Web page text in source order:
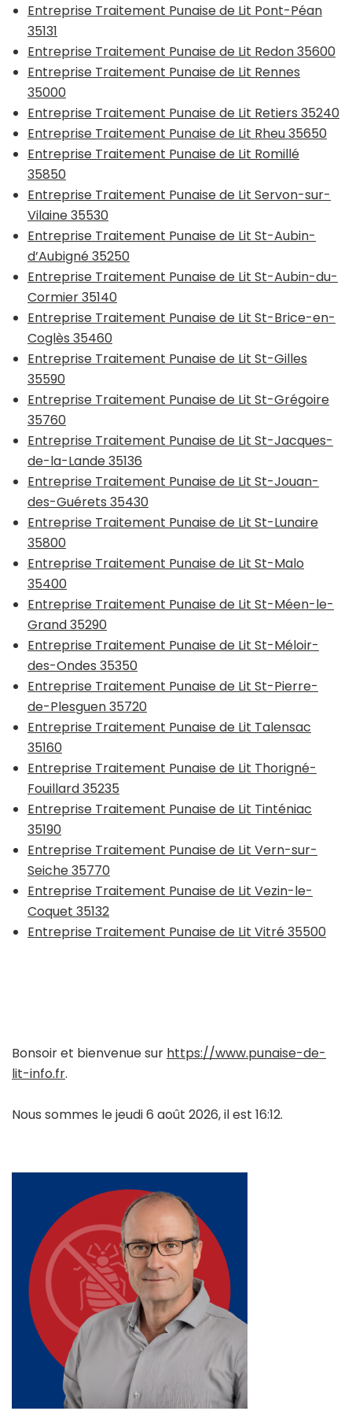
Entreprise Traitement Punaise de Lit Pont-Péan
35131
Entreprise Traitement Punaise de Lit Redon 35600
Entreprise Traitement Punaise de Lit Rennes
35000
Entreprise Traitement Punaise de Lit Retiers 35240
Entreprise Traitement Punaise de Lit Rheu 35650
Entreprise Traitement Punaise de Lit Romillé
35850
Entreprise Traitement Punaise de Lit Servon-sur-
Vilaine 35530
Entreprise Traitement Punaise de Lit St-Aubin-
d’Aubigné 35250
Entreprise Traitement Punaise de Lit St-Aubin-du-
Cormier 35140
Entreprise Traitement Punaise de Lit St-Brice-en-
Coglès 35460
Entreprise Traitement Punaise de Lit St-Gilles
35590
Entreprise Traitement Punaise de Lit St-Grégoire
35760
Entreprise Traitement Punaise de Lit St-Jacques-
de-la-Lande 35136
Entreprise Traitement Punaise de Lit St-Jouan-
des-Guérets 35430
Entreprise Traitement Punaise de Lit St-Lunaire
35800
Entreprise Traitement Punaise de Lit St-Malo
35400
Entreprise Traitement Punaise de Lit St-Méen-le-
Grand 35290
Entreprise Traitement Punaise de Lit St-Méloir-
des-Ondes 35350
Entreprise Traitement Punaise de Lit St-Pierre-
de-Plesguen 35720
Entreprise Traitement Punaise de Lit Talensac
35160
Entreprise Traitement Punaise de Lit Thorigné-
Fouillard 35235
Entreprise Traitement Punaise de Lit Tinténiac
35190
Entreprise Traitement Punaise de Lit Vern-sur-
Seiche 35770
Entreprise Traitement Punaise de Lit Vezin-le-
Coquet 35132
Entreprise Traitement Punaise de Lit Vitré 35500
Bonsoir et bienvenue sur https://www.punaise-de-
lit-info.fr.
Nous sommes le jeudi 6 août 2026, il est 16:12.